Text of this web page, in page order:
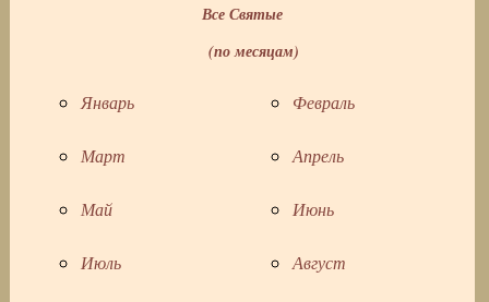
Все Святые
(по месяцам)
Январь Февраль
Март Апрель
Май Июнь
Июль Август